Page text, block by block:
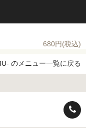
680円(税込)
のメニュー一覧に戻る